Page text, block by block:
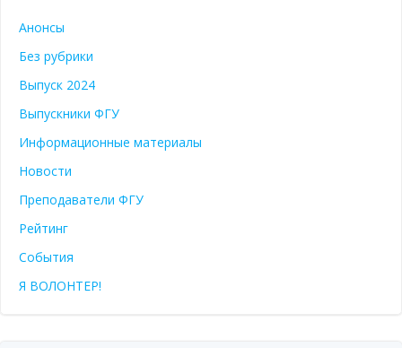
Анонсы
Без рубрики
Выпуск 2024
Выпускники ФГУ
Информационные материалы
Новости
Преподаватели ФГУ
Рейтинг
События
Я ВОЛОНТЕР!